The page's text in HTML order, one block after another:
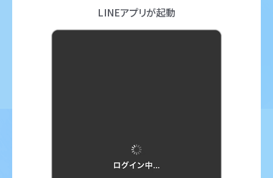
LINEアプリが起動